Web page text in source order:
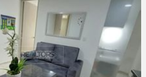
VIEW DETAILS